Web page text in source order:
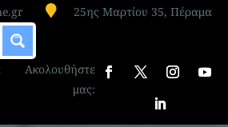
 25ης Μαρτίου 35, Πέραμα
Ακολουθήστε
μας: